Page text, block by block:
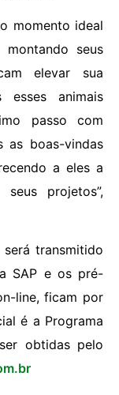
momento ideal
seus
elevar sua
animais
passo com
as boas-vindas
a eles a
projetos”,
será transmitido
SAP e os pré-
line, ficam por
é a Programa
obtidas pelo